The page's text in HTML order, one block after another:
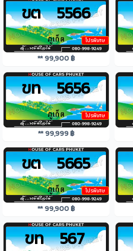
โปรพิเศษ
ขต 5566
** 99,900 ฿
โปรพิเศษ
ขท 5656
** 99,999 ฿
โปรพิเศษ
ขต 5665
** 99,900 ฿
ขท 567